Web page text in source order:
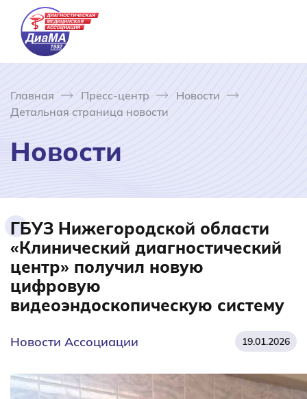
Главная Пресс-центр
Новости
Детальная страница новости
Новости
ГБУЗ Нижегородской области
«Клинический диагностический
центр» получил новую
цифровую
видеоэндоскопическую систему
Новости Ассоциации 19.01.2026